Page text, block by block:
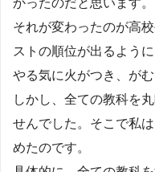
それが変わったのが高
ストの順位が出るよう
やる気に火がつき、が
しかし、全ての教科を
せんでした。そこで私
めたのです。